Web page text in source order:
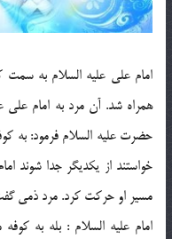
امام علي عليه السلام به
همراه شد. آن مرد به امام
حضرت عليه السلام فرمود: به
خواستند از يكديگر جدا شوند
مسير او حركت كرد. مرد ذمي
امام عليه السلام : بله به